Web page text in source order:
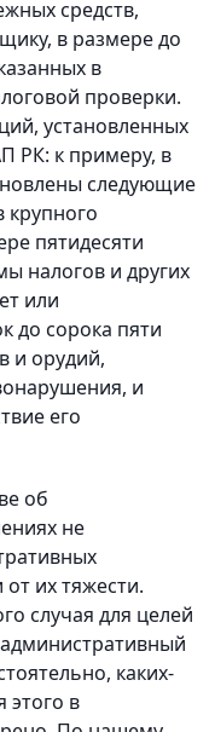
средств,
в размере до
в
проверки.
установленных
РК: к примеру, в
следующие
крупного
пятидесяти
налогов и других
или
до сорока пяти
и орудий,
и
его
об
не
их тяжести.
случая для целей
каких-
этого в